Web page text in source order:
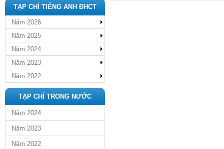
TẠP CHÍ TIẾNG ANH ĐHCT
Năm 2026
Năm 2025
Năm 2024
Năm 2023
Năm 2022
TẠP CHÍ TRONG NƯỚC
Năm 2024
Năm 2023
Năm 2022